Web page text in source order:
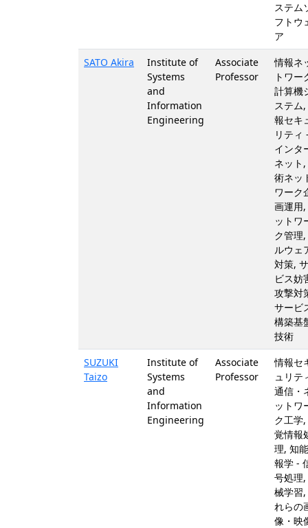
ステム
フトウ
ア
SATO Akira
Institute of
Systems
and
Information
Engineering
Associate
Professor
情報ネ
トワー
計算機
ステム
報セキ
リティ
インタ
ネット
術ネッ
ワーク
画運用
ットワ
ク管理
ルウェ
対策,
ビス妨
攻撃対
サービ
構築基
技術
SUZUKI
Taizo
Institute of
Systems
and
Information
Engineering
Associate
Professor
情報セ
ュリテ
通信・
ットワ
ク工学
覚情報
理, 知
報学 -
号処理
械学習
れらの
像・映